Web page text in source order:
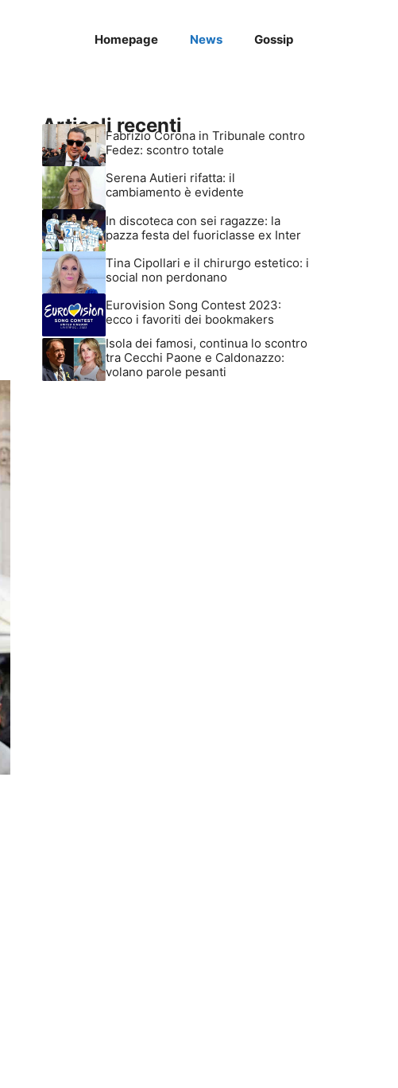
Homepage News Gossip
Articoli recenti
Fabrizio Corona in Tribunale contro
Fedez: scontro totale
Serena Autieri rifatta: il
cambiamento è evidente
In discoteca con sei ragazze: la
pazza festa del fuoriclasse ex Inter
Tina Cipollari e il chirurgo estetico: i
social non perdonano
Eurovision Song Contest 2023:
ecco i favoriti dei bookmakers
Isola dei famosi, continua lo scontro
tra Cecchi Paone e Caldonazzo:
volano parole pesanti